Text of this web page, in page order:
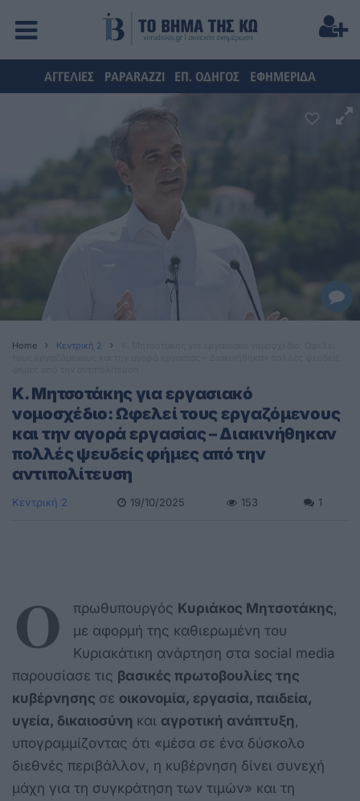
ΑΓΓΕΛΙΕΣ PAPARAZZI ΕΠ. ΟΔΗΓΟΣ ΕΦΗΜΕΡΙΔΑ
Home Κεντρική 2
Κ. Μητσοτάκης για εργασιακό
νομοσχέδιο: Ωφελεί τους εργαζόμενους
και την αγορά εργασίας – Διακινήθηκαν
πολλές ψευδείς φήμες από την
αντιπολίτευση
Κεντρική 2 19/10/2025 153 1
Ο πρωθυπουργός Κυριάκος Μητσοτάκης
με αφορμή της καθιερωμένη του
Κυριακάτικη ανάρτηση στα social media
παρουσίασε τις βασικές πρωτοβουλίες της
κυβέρνησης σε οικονομία, εργασία, παιδεία,
υγεία, δικαιοσύνη και αγροτική ανάπτυξη
υπογραμμίζοντας ότι «μέσα σε ένα δύσκολο
διεθνές περιβάλλον, η κυβέρνηση δίνει συνεχή
μάχη για τη συγκράτηση των τιμών» και τη